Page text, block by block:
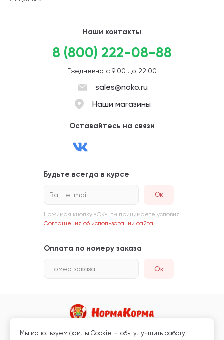
Наши контакты
8 (800) 222-08-88
Ежедневно с 9:00 до 22:00
sales@noko.ru
Наши магазины
Оставайтесь на связи
Будьте всегда в курсе
Ваш e-mail
Нажимая кнопку «ОК», вы принимаете условия
Соглашения об использовании сайта
Оплата по номеру заказа
Номер заказа Ок
Магазин кормов для животных и ветаптека
Мы используем файлы Сookie, чтобы улучшить работу